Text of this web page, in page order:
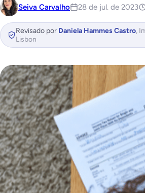
Seiva Carvalho 28 de jul. de 2023
Revisado por Daniela Hammes Castro,
Lisbon